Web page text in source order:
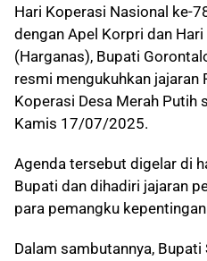
Hari Koperasi Nasional ke-
dengan Apel Korpri dan Hari
(Harganas), Bupati
resmi mengukuhkan jajaran
Koperasi Desa Merah Putih
Kamis 17/07/2025.
Agenda tersebut digelar di
Bupati dan dihadiri jajaran
para pemangku
Dalam sambutannya,